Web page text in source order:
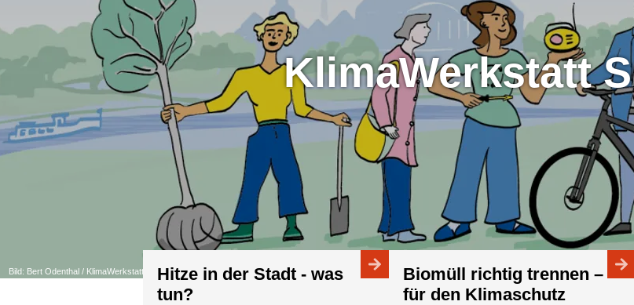
Bild: Bert Odenthal / KlimaWerkstatt Spandau
KlimaWerkstatt
Hitze in der Stadt - was
tun?
Biomüll richtig trennen –
für den Klimaschutz